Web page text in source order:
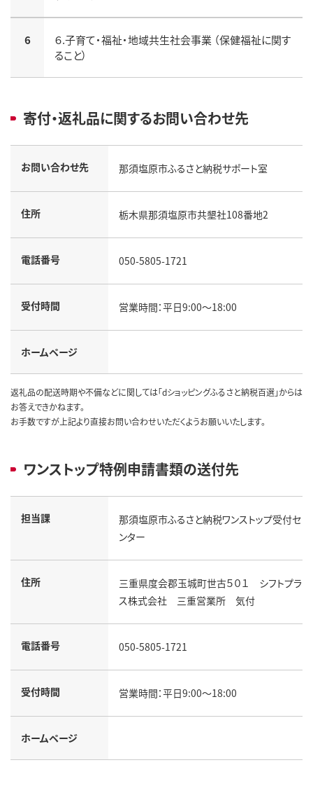
6
６.子育て・福祉・地域共生社会事業 （保健福祉に関す
ること）
寄付・返礼品に関するお問い合わせ先
お問い合わせ先 那須塩原市ふるさと納税サポート室
住所 栃木県那須塩原市共墾社108番地2
電話番号 050-5805-1721
受付時間 営業時間：平日9:00～18:00
ホームページ
返礼品の配送時期や不備などに関しては「dショッピングふるさと納税百選」からは
お答えできかねます。
お手数ですが上記より直接お問い合わせいただくようお願いいたします。
ワンストップ特例申請書類の送付先
担当課
那須塩原市ふるさと納税ワンストップ受付セ
ンター
住所
三重県度会郡玉城町世古５０１ シフトプラ
ス株式会社 三重営業所 気付
電話番号 050-5805-1721
受付時間 営業時間：平日9:00～18:00
ホームページ